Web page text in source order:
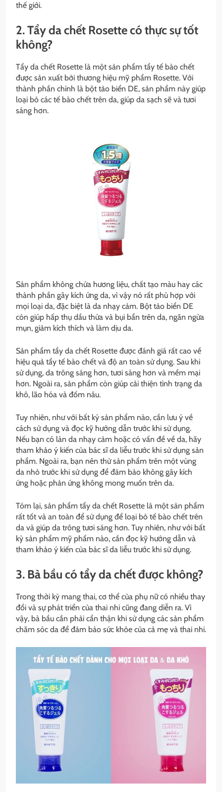
thế giới.
2. Tẩy da chết Rosette có thực sự tốt
không?
Tẩy da chết Rosette là một sản phẩm tẩy tế bào chết
được sản xuất bởi thương hiệu mỹ phẩm Rosette. Với
thành phần chính là bột tảo biển DE, sản phẩm này giúp
loại bỏ các tế bào chết trên da, giúp da sạch sẽ và tươi
sáng hơn.
Sản phẩm không chứa hương liệu, chất tạo màu hay các
thành phần gây kích ứng da, vì vậy nó rất phù hợp với
mọi loại da, đặc biệt là da nhạy cảm. Bột tảo biển DE
còn giúp hấp thụ dầu thừa và bụi bẩn trên da, ngăn ngừa
mụn, giảm kích thích và làm dịu da.
Sản phẩm tẩy da chết Rosette được đánh giá rất cao về
hiệu quả tẩy tế bào chết và độ an toàn sử dụng. Sau khi
sử dụng, da trông sáng hơn, tươi sáng hơn và mềm mại
hơn. Ngoài ra, sản phẩm còn giúp cải thiện tình trạng da
khô, lão hóa và đốm nâu.
Tuy nhiên, như với bất kỳ sản phẩm nào, cần lưu ý về
cách sử dụng và đọc kỹ hướng dẫn trước khi sử dụng.
Nếu bạn có làn da nhạy cảm hoặc có vấn đề về da, hãy
tham khảo ý kiến của bác sĩ da liễu trước khi sử dụng sản
phẩm. Ngoài ra, bạn nên thử sản phẩm trên một vùng
da nhỏ trước khi sử dụng để đảm bảo không gây kích
ứng hoặc phản ứng không mong muốn trên da.
Tóm lại, sản phẩm tẩy da chết Rosette là một sản phẩm
rất tốt và an toàn để sử dụng để loại bỏ tế bào chết trên
da và giúp da trông tươi sáng hơn. Tuy nhiên, như với bất
kỳ sản phẩm mỹ phẩm nào, cần đọc kỹ hướng dẫn và
tham khảo ý kiến của bác sĩ da liễu trước khi sử dụng.
3. Bà bầu có tẩy da chết được không?
Trong thời kỳ mang thai, cơ thể của phụ nữ có nhiều thay
đổi và sự phát triển của thai nhi cũng đang diễn ra. Vì
vậy, bà bầu cần phải cẩn thận khi sử dụng các sản phẩm
chăm sóc da để đảm bảo sức khỏe của cả mẹ và thai nhi.